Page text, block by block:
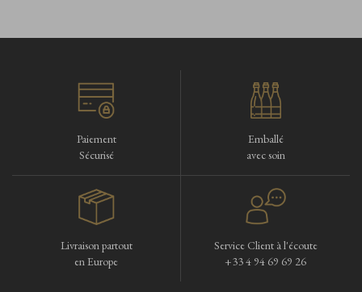
Paiement
Sécurisé
Emballé
avec soin
Livraison partout
en Europe
Service Client à l'écoute
+33 4 94 69 69 26